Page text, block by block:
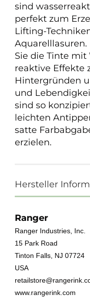
sind
perfekt zum
Lifting-
Sie die Tinte mit
reaktive Effekte
Hintergründen
und
sind so
leichten
satte
erzielen.
Hersteller
Ranger
Ranger Industries, Inc.
15 Park Road
Tinton Falls, NJ 07724
USA
www.rangerink.com